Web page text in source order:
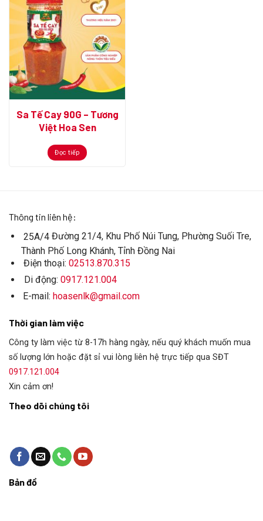
Sa Tế Cay 90G – Tương
Việt Hoa Sen
Đọc tiếp
Thông tin liên hệ:
25A/4Đường 21/4, Khu Phố Núi Tung, Phường Suối Tre,
Thành Phố Long Khánh, Tỉnh Đồng Nai
Điện thoại: 02513.870.315
Di động: 0917.121.004
E-mail: hoasenlk@gmail.com
Thời gian làm việc
Công ty làm việc từ 8-17h hàng ngày, nếu quý khách muốn mua
số lượng lớn hoặc đặt sỉ vui lòng liên hệ trực tiếp qua SĐT
0917.121.004
Xin cảm ơn!
Theo dõi chúng tôi
Bản đồ